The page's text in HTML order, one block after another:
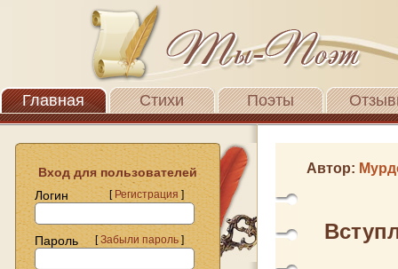
Главная Стихи Поэты
Вход для пользователей
Логин
[Регистрация]
Пароль [Забыли пароль]
Автор: